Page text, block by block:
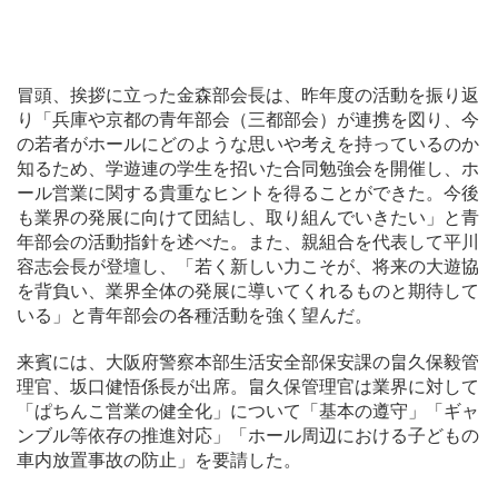
冒頭、挨拶に立った金森部会長は、昨年度の活動を振り返
り「兵庫や京都の青年部会（三都部会）が連携を図り、今
の若者がホールにどのような思いや考えを持っているのか
知るため、学遊連の学生を招いた合同勉強会を開催し、ホ
ール営業に関する貴重なヒントを得ることができた。今後
も業界の発展に向けて団結し、取り組んでいきたい」と青
年部会の活動指針を述べた。また、親組合を代表して平川
容志会長が登壇し、「若く新しい力こそが、将来の大遊協
を背負い、業界全体の発展に導いてくれるものと期待して
いる」と青年部会の各種活動を強く望んだ。
来賓には、大阪府警察本部生活安全部保安課の畠久保毅管
理官、坂口健悟係長が出席。畠久保管理官は業界に対して
「ぱちんこ営業の健全化」について「基本の遵守」「ギャ
ンブル等依存の推進対応」「ホール周辺における子どもの
車内放置事故の防止」を要請した。